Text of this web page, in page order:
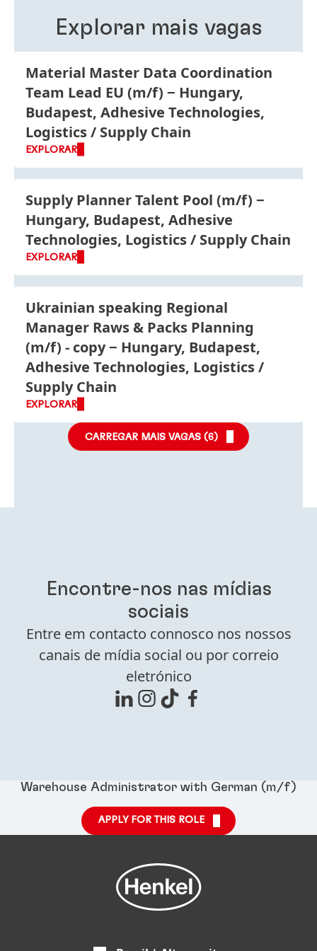
Explorar mais vagas
Material Master Data Coordination
Team Lead EU (m/f)
Hungary,
Budapest, Adhesive Technologies,
Logistics / Supply Chain
EXPLORAR
Supply Planner Talent Pool (m/f)
Hungary, Budapest, Adhesive
Technologies, Logistics / Supply Chain
EXPLORAR
Ukrainian speaking Regional
Manager Raws & Packs Planning
(m/f) - copy
Hungary, Budapest,
Adhesive Technologies, Logistics /
Supply Chain
EXPLORAR
CARREGAR MAIS VAGAS (6)
Encontre-nos nas mídias
sociais
Entre em contacto connosco nos nossos
canais de mídia social ou por correio
eletrónico
Warehouse Administrator with German (m/f)
APPLY FOR THIS ROLE